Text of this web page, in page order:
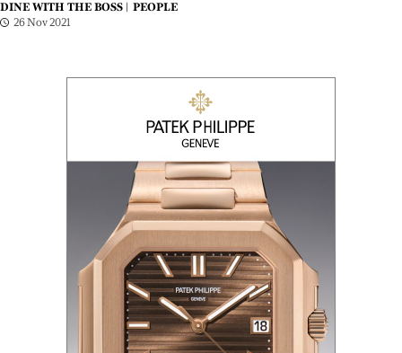
DINE WITH THE BOSS |
PEOPLE
26 Nov 2021